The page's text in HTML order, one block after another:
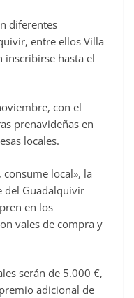
diferentes
entre ellos Villa
inscribirse hasta el
con el
prenavideñas en
locales.
consume local», la
del Guadalquivir
en los
vales de compra y
serán de 5.000 €,
adicional de